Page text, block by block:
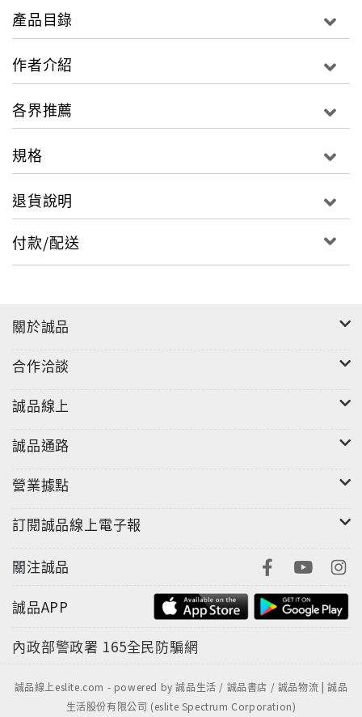
明治四十一年，永井荷風自紐約前往法國里昂。
他徜徉於法蘭西自由的氣氛之中，盡情呼吸那浪漫多情
易感的眼，既閱歷無數美景，也翻遍人間的悲喜繪卷。
身為上流子弟，卻喜好側身底層。
法國最光亮與最幽暗之處，看透世上的生長、夢想、受
難──
鄉間小路清新而幽靜；葡萄美酒與法國香頌引人陶
醉；紳士與貴婦執手起舞；戀人們在無人看到的簾幕後
竊竊密語……然而，貧民窟中，穿著窮酸的妓女正拉著
勞工招徠生意；迫於現實而失了鬥志的學生，日日苦
即便歡場女子的肉慾生香，也勾勒出日式的刻骨蒼涼。
產品目錄
作者介紹
各界推薦
規格
退貨說明
付款/配送
關於誠品
合作洽談
誠品線上
誠品通路
營業據點
訂閱誠品線上電子報
關注誠品
誠品APP
內政部警政署 165全民防騙網
誠品線上eslite.com - powered by 誠品生活 / 誠品書店 / 誠品物流 | 誠品
生活股份有限公司 (eslite Spectrum Corporation)